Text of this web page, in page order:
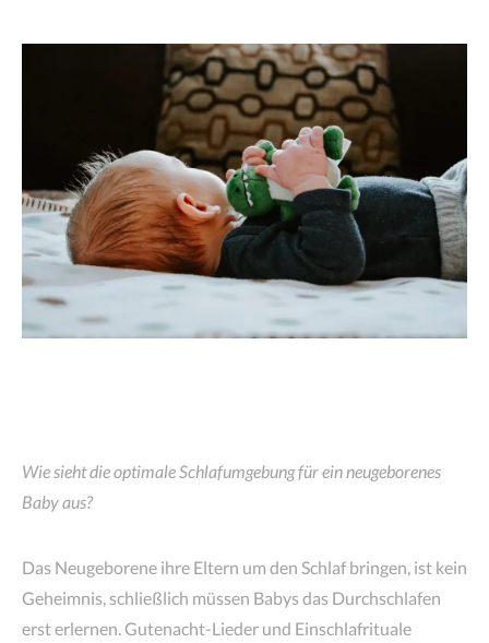
Wie sieht die optimale Schlafumgebung für ein neugeborenes
Baby aus?
Das Neugeborene ihre Eltern um den Schlaf bringen, ist kein
Geheimnis, schließlich müssen Babys das Durchschlafen
erst erlernen. Gutenacht-Lieder und Einschlafrituale